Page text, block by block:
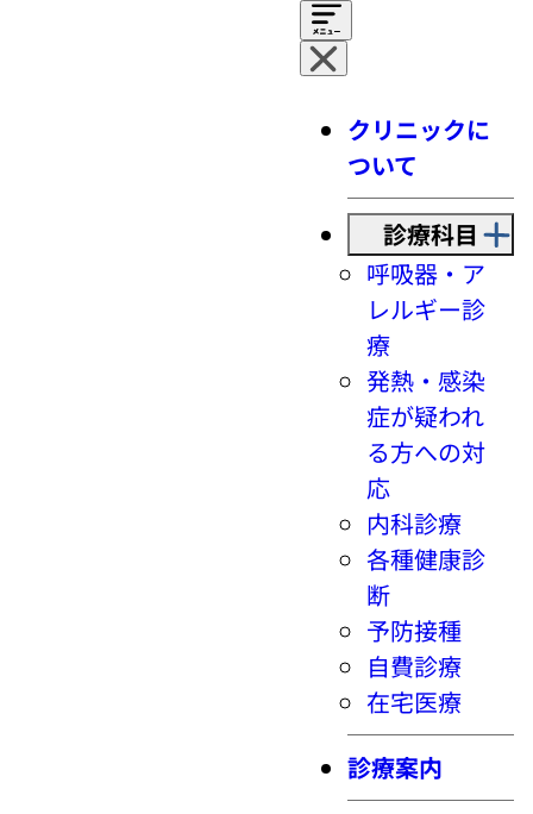
クリニックに
ついて
診療科目
呼吸器・ア
レルギー診
療
発熱・感染
症が疑われ
る方への対
応
内科診療
各種健康診
断
予防接種
自費診療
在宅医療
診療案内